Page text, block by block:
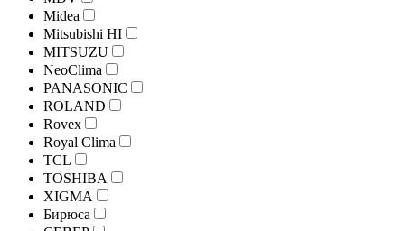
Midea
Mitsubishi HI
MITSUZU
NeoClima
PANASONIC
ROLAND
Rovex
Royal Clima
TCL
TOSHIBA
XIGMA
Бирюса